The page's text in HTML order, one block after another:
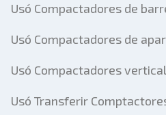
Usó Compactadores de
Usó Compactadores de
Usó Compactadores
Usó Transferir